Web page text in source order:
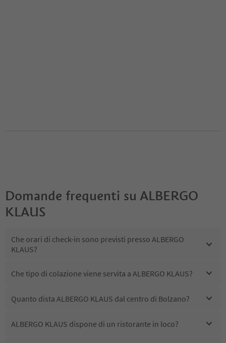
Domande frequenti su ALBERGO
KLAUS
Che orari di check-in sono previsti presso ALBERGO
KLAUS?
Che tipo di colazione viene servita a ALBERGO KLAUS?
Quanto dista ALBERGO KLAUS dal centro di Bolzano?
ALBERGO KLAUS dispone di un ristorante in loco?